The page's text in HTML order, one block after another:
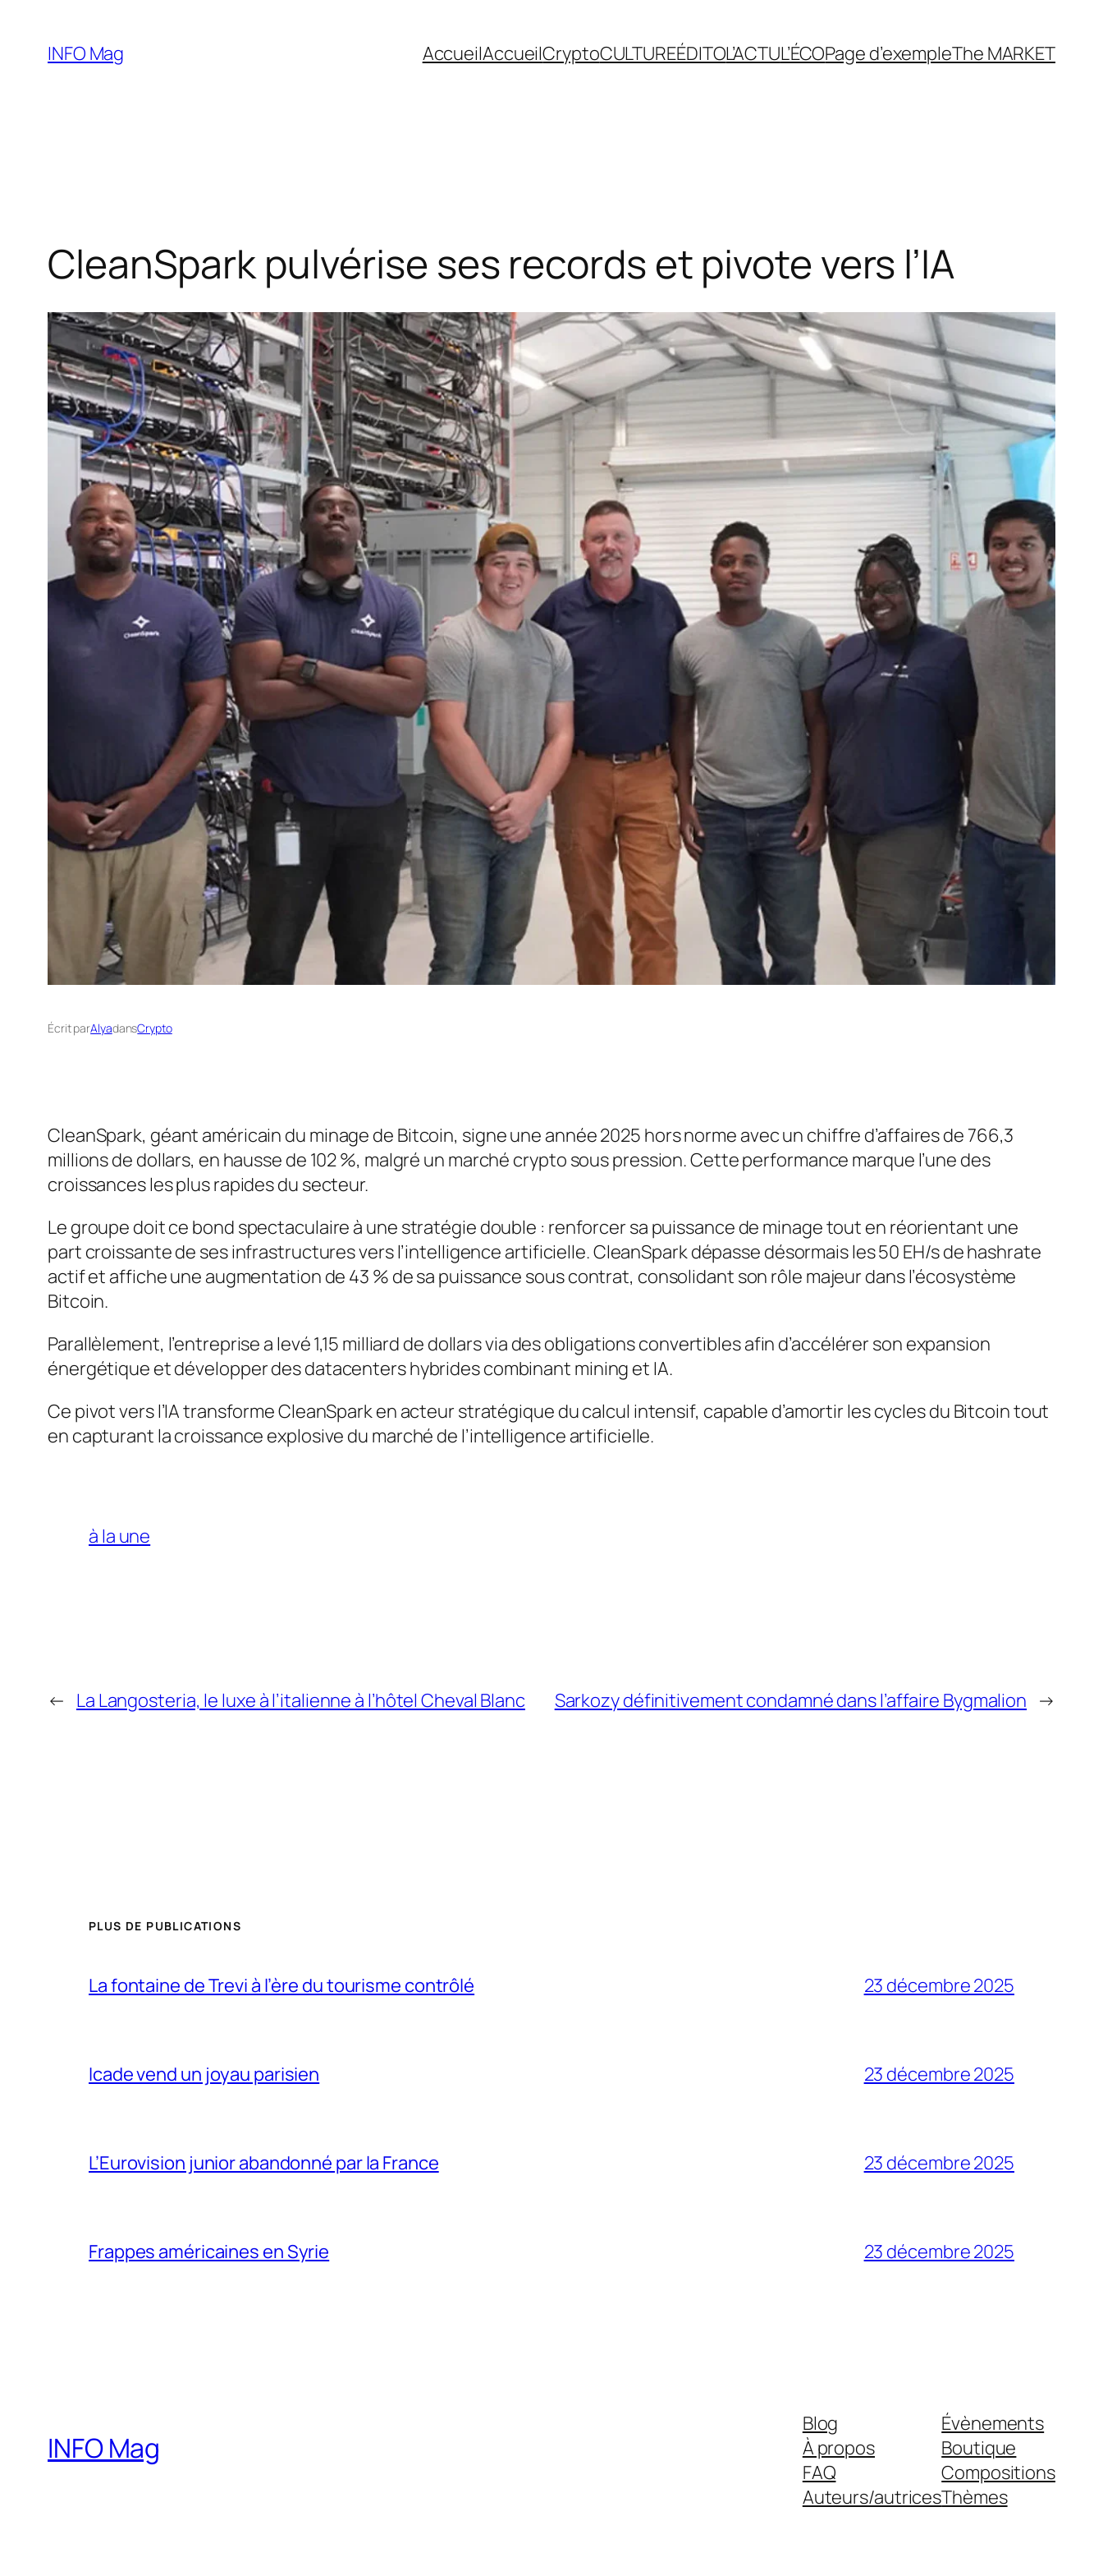
contenu
INFO Mag AccueilAccueilCryptoCULTUREÉDITOL’ACTUL’ÉCOPage d’exempleThe MARKET
CleanSpark pulvérise ses records et pivote vers l’IA
Écrit parAlyadansCrypto
CleanSpark, géant américain du minage de Bitcoin, signe une année 2025 hors norme avec un chiffre d’affaires de 766,3
millions de dollars, en hausse de 102 %, malgré un marché crypto sous pression. Cette performance marque l’une des
croissances les plus rapides du secteur.
Le groupe doit ce bond spectaculaire à une stratégie double : renforcer sa puissance de minage tout en réorientant une
part croissante de ses infrastructures vers l’intelligence artificielle. CleanSpark dépasse désormais les 50 EH/s de hashrate
actif et affiche une augmentation de 43 % de sa puissance sous contrat, consolidant son rôle majeur dans l’écosystème
Bitcoin.
Parallèlement, l’entreprise a levé 1,15 milliard de dollars via des obligations convertibles afin d’accélérer son expansion
énergétique et développer des datacenters hybrides combinant mining et IA.
Ce pivot vers l’IA transforme CleanSpark en acteur stratégique du calcul intensif, capable d’amortir les cycles du Bitcoin tout
en capturant la croissance explosive du marché de l’intelligence artificielle.
à la une
← La Langosteria, le luxe à l’italienne à l’hôtel Cheval Blanc Sarkozy définitivement condamné dans l’affaire Bygmalion →
PLUS DE PUBLICATIONS
La fontaine de Trevi à l’ère du tourisme contrôlé 23 décembre 2025
Icade vend un joyau parisien 23 décembre 2025
L’Eurovision junior abandonné par la France 23 décembre 2025
Frappes américaines en Syrie 23 décembre 2025
INFO Mag
Blog
À propos
FAQ
Auteurs/autrices
Évènements
Boutique
Compositions
Thèmes